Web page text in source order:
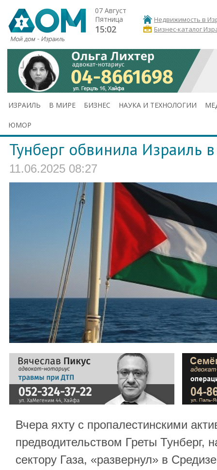
07 Август
Пятница
15:02
Недвижимость в
Бизнес-каталог
ИЗРАИЛЬ В МИРЕ БИЗНЕС НАУКА И ТЕХНОЛОГИИ
ЮМОР
Тунберг обвинила Израиль
11.06.2025 08:27
Вчера яхту с пропалестинскими
предводительством Греты Тунберг,
сектору Газа, «развернул» в